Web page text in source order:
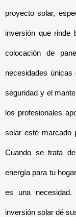
proyecto solar,
inversión que rinde
colocación de
necesidades
seguridad y el
los profesionales
solar esté marcado
Cuando se trata
energía para tu
es una necesidad.
inversión solar dé